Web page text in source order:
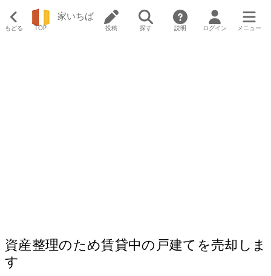
もどる TOP
家いちば
投稿 探す 説明 ログイン メニュー
資産整理のため賃貸中の戸建てを売却しま
す